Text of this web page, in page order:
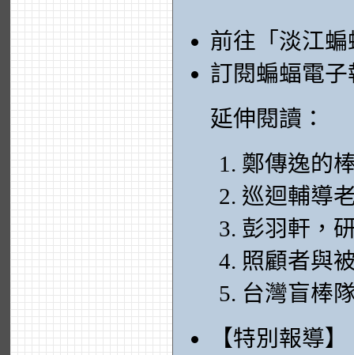
前往「淡江
訂閱蝙蝠電子
延伸閱讀：
鄭傳逸的
巡迴輔導
彭羽軒，
照顧者與
台灣盲棒
【特別報導】